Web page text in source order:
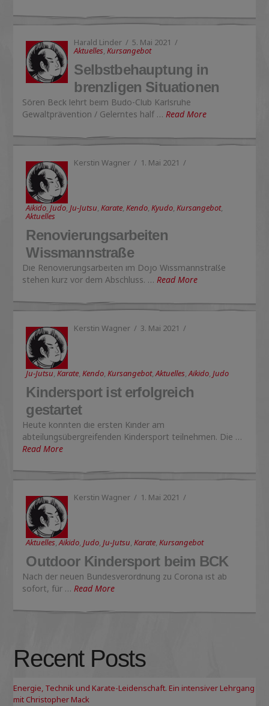
Harald Linder 5. Mai 2021
Aktuelles,Kursangebot
Selbstbehauptung in
brenzligen Situationen
Sören Beck lehrt beim Budo-Club Karlsruhe
Gewaltprävention / Gelerntes half …Read More
Kerstin Wagner 1. Mai 2021
Aikido,Judo,Ju-Jutsu,Karate,Kendo,Kyudo,Kursangebot,
Aktuelles
Renovierungsarbeiten
Wissmannstraße
Die Renovierungsarbeiten im Dojo Wissmannstraße
stehen kurz vor dem Abschluss. …Read More
Kerstin Wagner 3. Mai 2021
Ju-Jutsu,Karate,Kendo,Kursangebot,Aktuelles,Aikido,Judo
Kindersport ist erfolgreich
gestartet
Heute konnten die ersten Kinder am
abteilungsübergreifenden Kindersport teilnehmen. Die …
Read More
Kerstin Wagner 1. Mai 2021
Aktuelles,Aikido,Judo,Ju-Jutsu,Karate,Kursangebot
Outdoor Kindersport beim BCK
Nach der neuen Bundesverordnung zu Corona ist ab
sofort, für …Read More
Recent Posts
Energie, Technik und Karate-Leidenschaft. Ein intensiver Lehrgang
mit Christopher Mack